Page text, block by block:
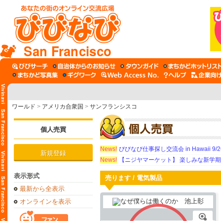
San Francisco
ワールド > アメリカ合衆国 > サンフランシスコ
個人売買
新規登録
表示形式
最新から全表示
オンラインを表示
News! びびなび仕事探し交流会 in Hawaii 9/
News!
【ニジヤマーケット】 楽しみな新学
売ります / 電気製品